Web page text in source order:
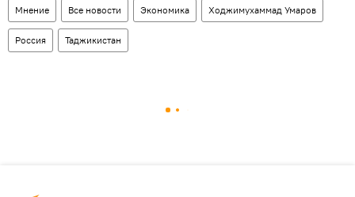
Мнение Все новости Экономика Ходжимухаммад Умаров
Россия Таджикистан